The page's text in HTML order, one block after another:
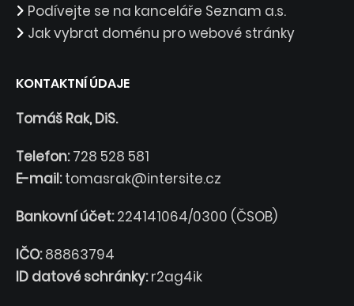
Podívejte se na kanceláře Seznam a.s.
Jak vybrat doménu pro webové stránky
KONTAKTNÍ ÚDAJE
Tomáš Rak, DiS.
Telefon: 728 528 581
E-mail: tomasrak@intersite.cz
Bankovní účet:224141064/0300 (ČSOB)
IČO:88863794
ID datové schránky:r2ag4ik